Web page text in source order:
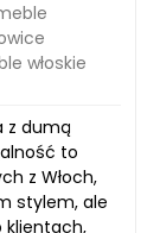
włoskie
z dumą
to
z Włoch,
stylem, ale
klientach,